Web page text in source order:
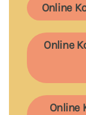
Online
Online
Online